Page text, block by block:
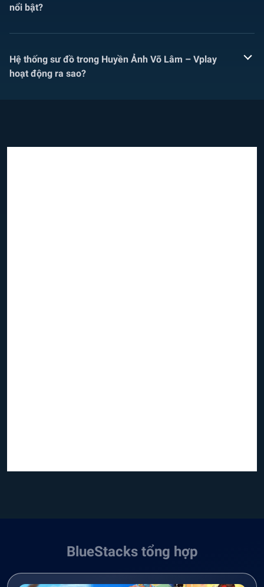
nổi bật?
Hệ thống sư đồ trong Huyền Ảnh Võ Lâm – Vplay
hoạt động ra sao?
BlueStacks tổng hợp